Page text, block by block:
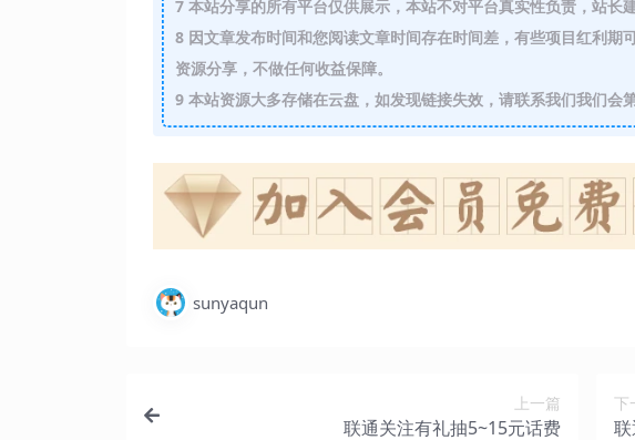
7本站分享的所有平台仅供展示，本站不对平台真实性负责，站长
8因文章发布时间和您阅读文章时间存在时间差，有些项目红利期
资源分享，不做任何收益保障。
9本站资源大多存储在云盘，如发现链接失效，请联系我们我们会第
sunyaqun
上一篇
联通关注有礼抽5~15元话费
下